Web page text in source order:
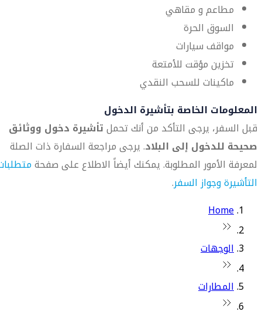
مطاعم و مقاهي
السوق الحرة
مواقف سيارات
تخزين مؤقت للأمتعة
ماكينات للسحب النقدي
المعلومات الخاصة بتأشيرة الدخول
قبل السفر، يرجى التأكد من أنك تحملتأشيرة دخول ووثائق
صحيحة للدخول إلى البلاد. يرجى مراجعة السفارة ذات الصلة
لمعرفة الأمور المطلوبة. يمكنك أيضاً الاطلاع على صفحة
التأشيرة وجواز السفر.
Home
الوجهات
المطارات